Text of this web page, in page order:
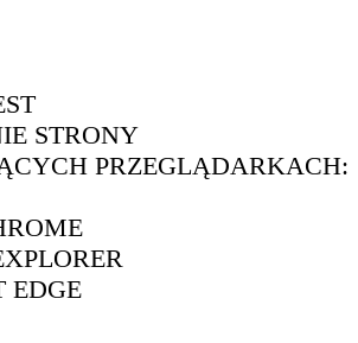
STRONY
PRZEGLĄDARKACH:
EDGE